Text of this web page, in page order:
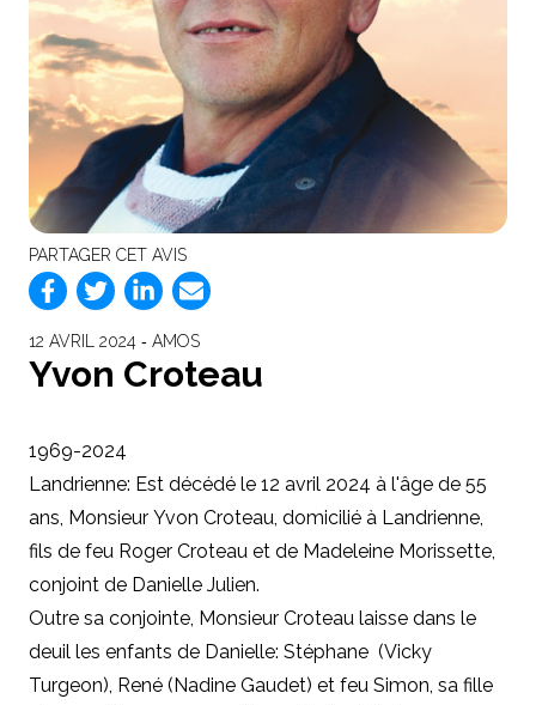
PARTAGER CET AVIS
12 AVRIL 2024 ‐ AMOS
Yvon Croteau
1969-2024
Landrienne: Est décédé le 12 avril 2024 à l'âge de 55
ans, Monsieur Yvon Croteau, domicilié à Landrienne,
fils de feu Roger Croteau et de Madeleine Morissette,
conjoint de Danielle Julien.
Outre sa conjointe, Monsieur Croteau laisse dans le
deuil les enfants de Danielle: Stéphane (Vicky
Turgeon), René (Nadine Gaudet) et feu Simon, sa fille